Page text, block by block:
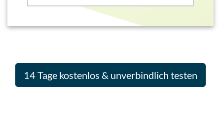
14 Tage kostenlos & unverbindlich testen